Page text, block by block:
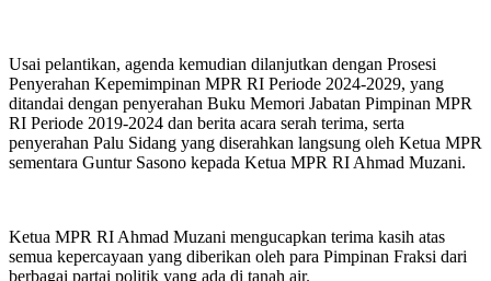
Usai pelantikan, agenda kemudian dilanjutkan dengan Prosesi
Penyerahan Kepemimpinan MPR RI Periode 2024-2029, yang
ditandai dengan penyerahan Buku Memori Jabatan Pimpinan MPR
RI Periode 2019-2024 dan berita acara serah terima, serta
penyerahan Palu Sidang yang diserahkan langsung oleh Ketua MPR
sementara Guntur Sasono kepada Ketua MPR RI Ahmad Muzani.
Ketua MPR RI Ahmad Muzani mengucapkan terima kasih atas
semua kepercayaan yang diberikan oleh para Pimpinan Fraksi dari
berbagai partai politik yang ada di tanah air.